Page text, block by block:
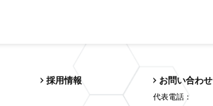
採用情報 お問い合わせ
代表電話：